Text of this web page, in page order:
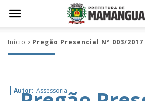
Início Pregão Presencial Nº 003/
Autor: Assessoria